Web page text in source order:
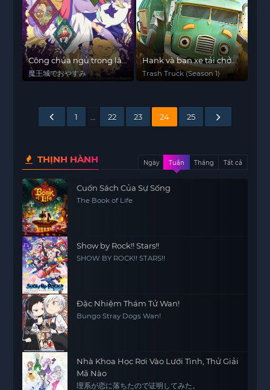
wa Machigatteiru. Kan
Công chúa ngủ trong lâu
đài quỷ
魔王城でおやすみ
Hank và bạn xe tải chở
rác (Phần 1)
Trash Truck (Season 1)
1 22 23 24 25
THỊNH HÀNH Ngày Tuần Tháng Tất cả
Cuốn Sách Của Sự Sống
The Book of Life
Show by Rock!! Stars!!
SHOW BY ROCK!! STARS!!
Đặc Nhiệm Thám Tử Wan!
Bungo Stray Dogs Wan!
Nhà Khoa Học Rơi Vào Lưới Tình, Thử Giải
Mã Nào
理系が恋に落ちたので证明してみた。